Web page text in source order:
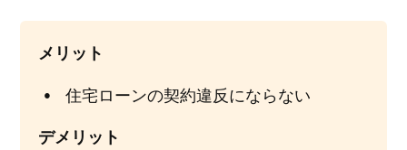
メリット
住宅ローンの契約違反にならない
デメリット